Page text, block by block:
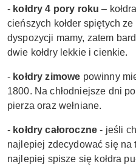
- kołdry 4 pory roku –
cieńszych kołder spiętych
dyspozycji mamy, zatem
dwie kołdry lekkie i cienkie.
- kołdry zimowe powinny
1800. Na chłodniejsze dni
pierza oraz wełniane.
- kołdry całoroczne - jeśli
najlepiej zdecydować się na
najlepiej spisze się kołdra